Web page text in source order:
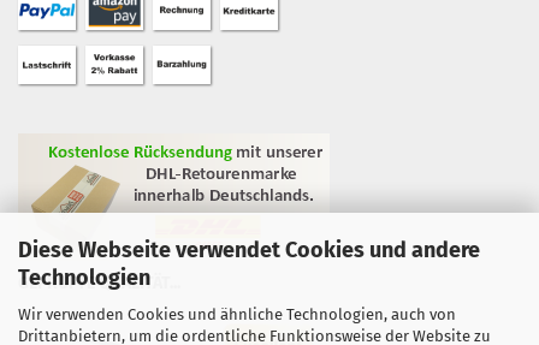
Diese Webseite verwendet Cookies und andere
Technologien
Wir verwenden Cookies und ähnliche Technologien, auch von
Drittanbietern, um die ordentliche Funktionsweise der Website zu
GEPRÜFTE QUALITÄT...